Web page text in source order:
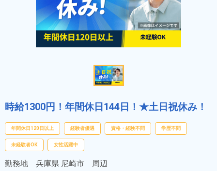
時給1300円！年間休日144日！★土日祝休み！
年間休日120日以上 経験者優遇 資格・経験不問 学歴不問
未経験者OK 女性活躍中
勤務地 兵庫県 尼崎市 周辺